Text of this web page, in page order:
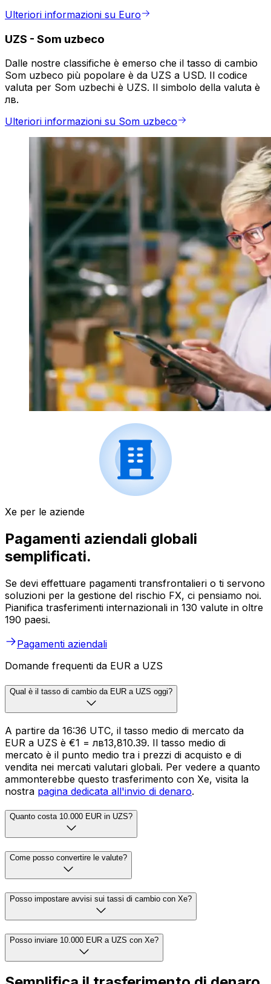
Ulteriori informazioni su Euro
UZS - Som uzbeco
Dalle nostre classifiche è emerso che il tasso di cambio
Som uzbeco più popolare è da UZS a USD. Il codice
valuta per Som uzbechi è UZS. Il simbolo della valuta è
лв.
Ulteriori informazioni su Som uzbeco
Xe per le aziende
Pagamenti aziendali globali
semplificati.
Se devi effettuare pagamenti transfrontalieri o ti servono
soluzioni per la gestione del rischio FX, ci pensiamo noi.
Pianifica trasferimenti internazionali in 130 valute in oltre
190 paesi.
Pagamenti aziendali
Domande frequenti da EUR a UZS
Qual è il tasso di cambio da EUR a UZS oggi?
A partire da 16:36 UTC, il tasso medio di mercato da
EUR a UZS è €1 = лв13,810.39. Il tasso medio di
mercato è il punto medio tra i prezzi di acquisto e di
vendita nei mercati valutari globali. Per vedere a quanto
ammonterebbe questo trasferimento con Xe, visita la
nostra pagina dedicata all'invio di denaro.
Quanto costa 10.000 EUR in UZS?
Come posso convertire le valute?
Posso impostare avvisi sui tassi di cambio con Xe?
Posso inviare 10.000 EUR a UZS con Xe?